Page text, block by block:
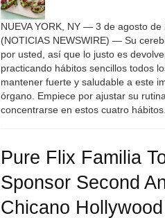
NUEVA YORK, NY — 3 de agosto
(NOTICIAS NEWSWIRE) — Su
por usted, así que lo justo es
practicando hábitos sencillos todos
mantener fuerte y saludable a este
órgano. Empiece por ajustar su
concentrarse en estos cuatro
Pure Flix Familia
Sponsor Second
Chicano